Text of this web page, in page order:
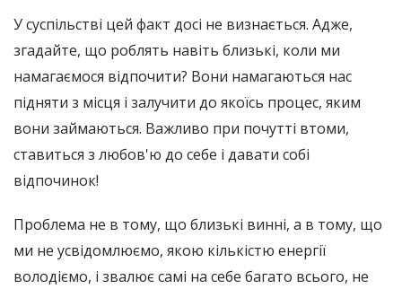
У суспільстві цей факт досі не визнається. Адже,
згадайте, що роблять навіть близькі, коли ми
намагаємося відпочити? Вони намагаються нас
підняти з місця і залучити до якоїсь процес, яким
вони займаються. Важливо при почутті втоми,
ставиться з любов'ю до себе і давати собі
відпочинок!
Проблема не в тому, що близькі винні, а в тому, що
ми не усвідомлюємо, якою кількістю енергії
володіємо, і звалює самі на себе багато всього, не